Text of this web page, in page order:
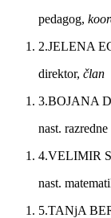
pedagog,
2.JELENA
direktor, član
3.BOJANA
nast. razredne
4.VELIMIR
nast.
5.TANjA